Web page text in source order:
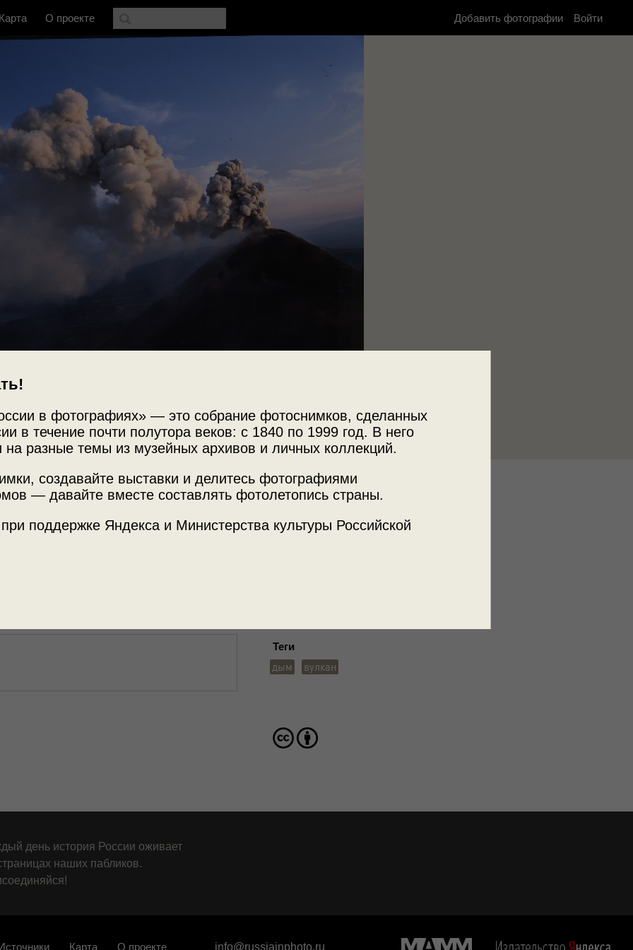
в фотографиях» — это собрание фотоснимков, сделанных
в течение почти полутора веков: с 1840 по 1999 год. В него
на разные темы из музейных архивов и личных коллекций.
создавайте выставки и делитесь фотографиями
— давайте вместе составлять фотолетопись страны.
поддержке Яндекса и Министерства культуры Российской
Карта О проекте Добавить фотографии Войти
Источник
Теги
дым вулкан
день история России оживает
наших пабликов.
Карта О проекте info@russiainphoto.ru